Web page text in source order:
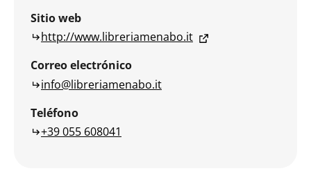
Sitio web
http://www.libreriamenabo.it
Correo electrónico
info@libreriamenabo.it
Teléfono
+39 055 608041